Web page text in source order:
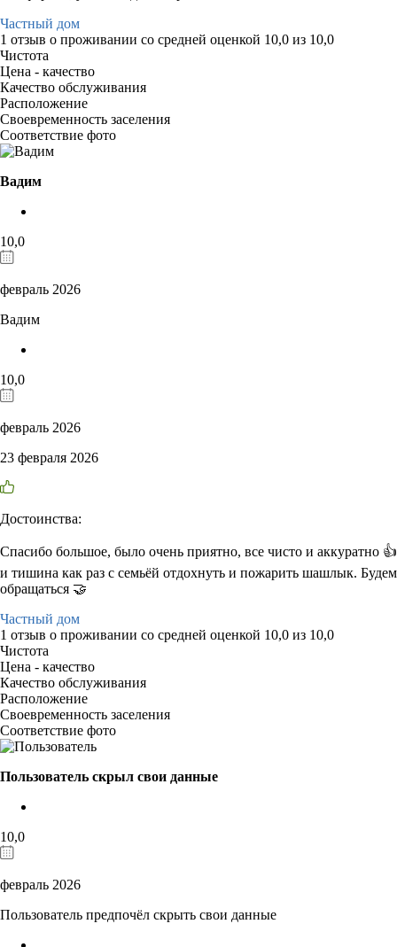
Частный дом
1 отзыв о проживании со средней оценкой 10,0 из 10,0
Чистота
Цена - качество
Качество обслуживания
Расположение
Своевременность заселения
Соответствие фото
Вадим
10,0
февраль 2026
Вадим
10,0
февраль 2026
23 февраля 2026
Достоинства:
Спасибо большое, было очень приятно, все чисто и аккуратно 👍
и тишина как раз с семьёй отдохнуть и пожарить шашлык. Будем
обращаться 🤝
Частный дом
1 отзыв о проживании со средней оценкой 10,0 из 10,0
Чистота
Цена - качество
Качество обслуживания
Расположение
Своевременность заселения
Соответствие фото
Пользователь скрыл свои данные
10,0
февраль 2026
Пользователь предпочёл скрыть свои данные